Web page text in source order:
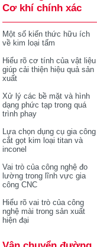
Cơ khí chính xác
Một số kiến thức hữu ích
về kim loại tấm
Hiểu rõ cơ tính của vật liệu
giúp cải thiện hiệu quả sản
xuất
Xử lý các bề mặt và hình
dạng phức tạp trong quá
trình phay
Lựa chọn dụng cụ gia công
cắt gọt kim loại titan và
inconel
Vai trò của công nghệ đo
lường trong lĩnh vực gia
công CNC
Hiểu rõ vai trò của công
nghệ mài trong sản xuất
hiện đại